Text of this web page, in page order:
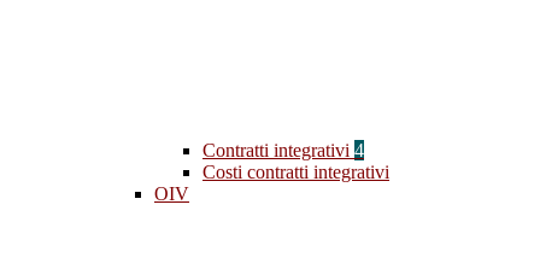
Contratti integrativi 4
Costi contratti integrativi
OIV